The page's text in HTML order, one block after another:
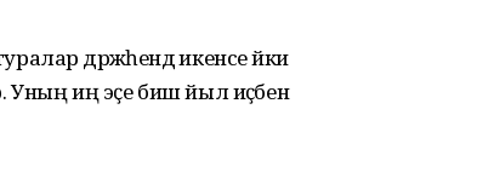
дәрәжәһендә икенсе йәки
иң эҫе биш йыл иҫәбенә